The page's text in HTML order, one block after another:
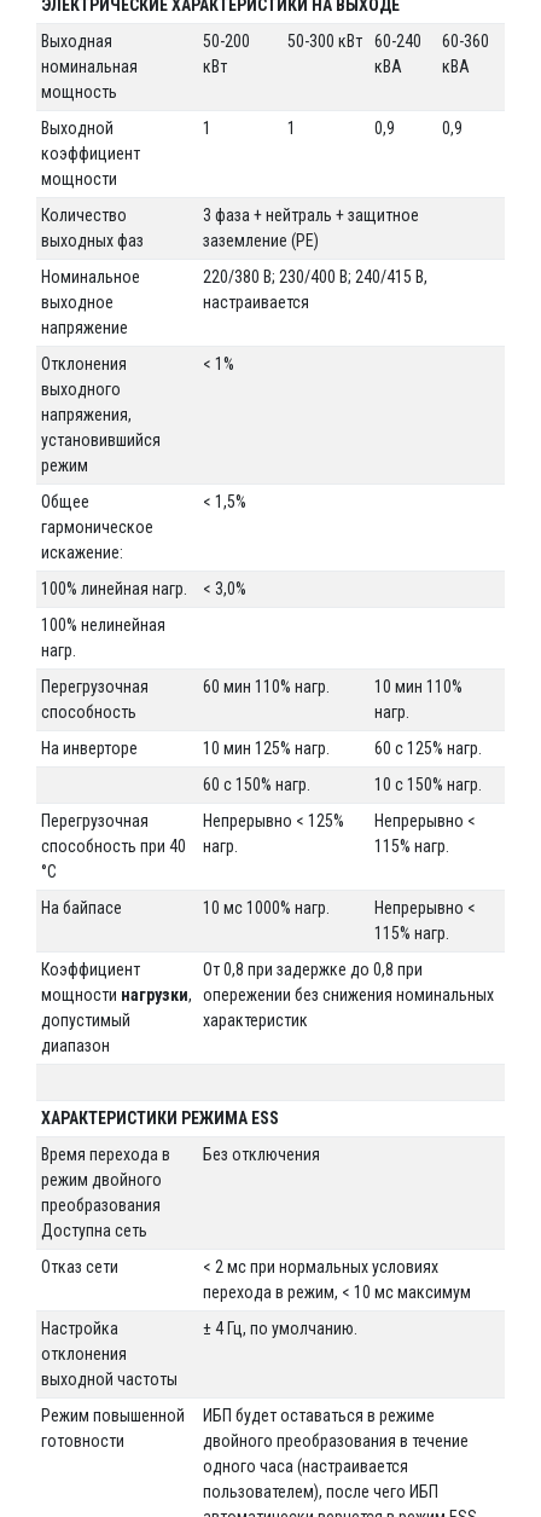
ЭЛЕКТРИЧЕСКИЕ ХАРАКТЕРИСТИКИ НА ВЫХОДЕ
Выходная
номинальная
мощность
50-200
кВт
50-300 кВт
60-240
кВА
60-360
кВА
Выходной
коэффициент
мощности
1 1 0,9 0,9
Количество
выходных фаз
3 фаза + нейтраль + защитное
заземление (PE)
Номинальное
выходное
напряжение
220/380 В; 230/400 В; 240/415 В,
настраивается
Отклонения
выходного
напряжения,
установившийся
режим
< 1%
Общее
гармоническое
искажение:
< 1,5%
100% линейная нагр.
< 3,0%
100% нелинейная
нагр.
Перегрузочная
способность
60 мин 110% нагр.
10 мин 110%
нагр.
На инверторе
10 мин 125% нагр.
60 с 125% нагр.
60 с 150% нагр.
10 с 150% нагр.
Перегрузочная
способность при 40
°C
Непрерывно < 125%
нагр.
Непрерывно <
115% нагр.
На байпасе 10 мс 1000% нагр.
Непрерывно <
115% нагр.
Коэффициент
мощности нагрузки,
допустимый
диапазон
От 0,8 при задержке до 0,8 при
опережении без снижения номинальных
характеристик
ХАРАКТЕРИСТИКИ РЕЖИМА ESS
Время перехода в
режим двойного
преобразования
Доступна сеть
Без отключения
Отказ сети
< 2 мс при нормальных условиях
перехода в режим, < 10 мс максимум
Настройка
отклонения
выходной частоты
± 4 Гц, по умолчанию.
Режим повышенной
готовности
ИБП будет оставаться в режиме
двойного преобразования в течение
одного часа (настраивается
пользователем), после чего ИБП